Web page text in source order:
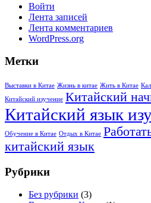
Войти
Лента записей
Лента комментариев
WordPress.org
Метки
Выставки в Китае Жизнь в китае Жить в Китае
Китайский изучение Китайский
Китайский язык
Обучение в Китае Отдых в Китае
китайский язык
Рубрики
Без рубрики (3)